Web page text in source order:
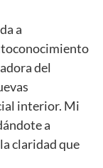
a
del
interior. Mi
a
claridad que